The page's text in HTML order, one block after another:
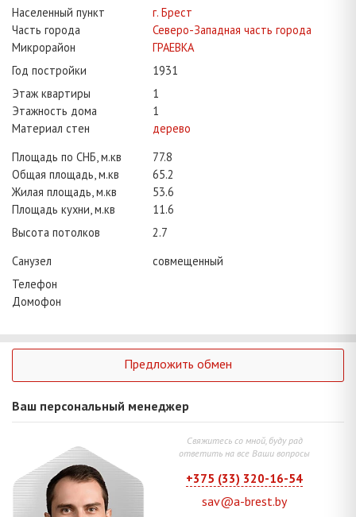
Населенный пункт
г. Брест
Часть города
Северо-Западная часть города
Микрорайон
ГРАЕВКА
Год постройки
1931
Этаж квартиры
1
Этажность дома
1
Материал стен
дерево
Площадь по СНБ, м.кв
77.8
Общая площадь, м.кв
65.2
Жилая площадь, м.кв
53.6
Площадь кухни, м.кв
11.6
Высота потолков
2.7
Санузел
совмещенный
Телефон
Домофон
Предложить обмен
Ваш персональный менеджер
Свяжитесь со мной, буду рад
ответить на все Ваши вопросы
+375 (33) 320-16-54
sav@a-brest.by